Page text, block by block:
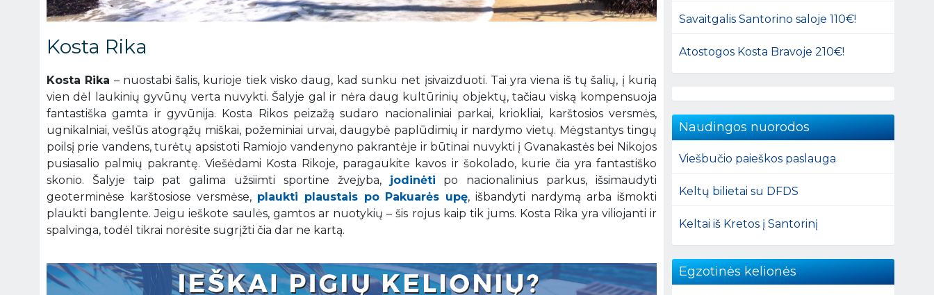
Kosta Rika
Kosta Rika – nuostabi šalis, kurioje tiek visko daug, kad sunku net įsivaizduoti. Tai yra viena iš tų šalių, į kurią
vien dėl laukinių gyvūnų verta nuvykti. Šalyje gal ir nėra daug kultūrinių objektų, tačiau viską kompensuoja
fantastiška gamta ir gyvūnija. Kosta Rikos peizažą sudaro nacionaliniai parkai, kriokliai, karštosios versmės,
ugnikalniai, vešlūs atogrąžų miškai, požeminiai urvai, daugybė paplūdimių ir nardymo vietų. Mėgstantys tingų
poilsį prie vandens, turėtų apsistoti Ramiojo vandenyno pakrantėje ir būtinai nuvykti į Gvanakastės bei Nikojos
pusiasalio palmių pakrantę. Viešėdami Kosta Rikoje, paragaukite kavos ir šokolado, kurie čia yra fantastiško
skonio. Šalyje taip pat galima užsiimti sportine žvejyba, jodinėti po nacionalinius parkus, išsimaudyti
geoterminėse karštosiose versmėse, plaukti plaustais po Pakuarės upę, išbandyti nardymą arba išmokti
plaukti banglente. Jeigu ieškote saulės, gamtos ar nuotykių – šis rojus kaip tik jums. Kosta Rika yra viliojanti ir
spalvinga, todėl tikrai norėsite sugrįžti čia dar ne kartą.
Savaitgalis Santorino saloje 110€!
Atostogos Kosta Bravoje 210€!
Naudingos nuorodos
Viešbučio paieškos paslauga
Keltų bilietai su DFDS
Keltai iš Kretos į Santorinį
Egzotinės kelionės